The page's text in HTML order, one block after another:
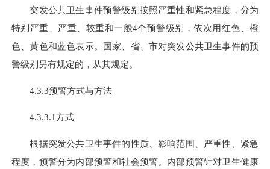
突发公共卫生事件预警级别按照严重性和紧急程度，分为
特别 严重、严重、 较重和一般4个预警级别，依次用红色、橙
色、黄色和蓝色表示。国家、省、市对突发公共卫生事件的预
警级别另有规定的，从其规定。
4.3.3预警方式与方法
4.3.3.1方式
根据突发公共卫生事件的性质、影响范围、严重性、紧急
程度，预警分为内部预警和社会预警。内部预警针对卫生健康